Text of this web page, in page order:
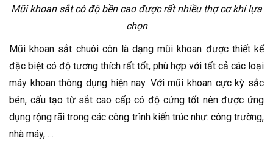
Mũi khoan sắt có độ bền cao được rất nhiều thợ cơ khí lựa
chọn
Mũi khoan sắt chuôi côn là dạng mũi khoan được thiết kế
đặc biệt có độ tương thích rất tốt, phù hợp với tất cả các loại
máy khoan thông dụng hiện nay. Với mũi khoan cực kỳ sắc
bén, cấu tạo từ sắt cao cấp có độ cứng tốt nên được ứng
dụng rộng rãi trong các công trình kiến trúc như: công trường,
nhà máy, …